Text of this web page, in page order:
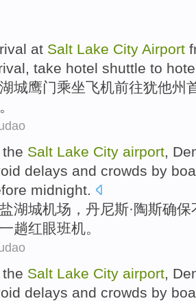
at Salt Lake City Airport
take hotel shuttle to
城鹰门乘坐飞机前往犹他州
。
the Salt Lake City airport,
delays and crowds by
midnight.
盐湖城机场 ，丹尼斯·陶斯确保
一趟红眼班机。
the Salt Lake City airport ,
delays and crowds by